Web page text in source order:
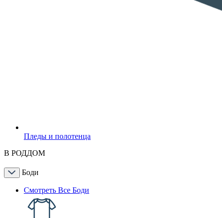
Пледы и полотенца
В РОДДОМ
Боди
Смотреть Все Боди